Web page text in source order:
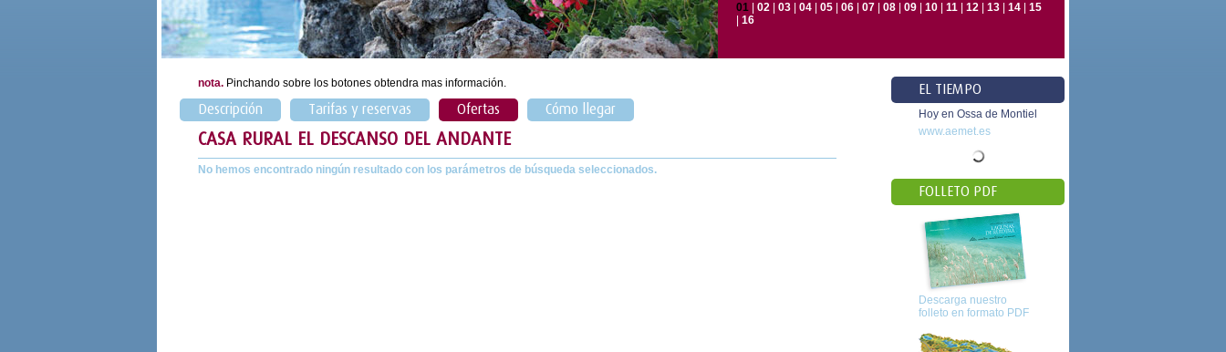
01 02 03 04 05 06 07 08 09 10 11 12 13 14
15
16
EL TIEMPO
Hoy en Ossa de Montiel
www.aemet.es
FOLLETO PDF
Descarga nuestro
folleto en formato PDF
nota. Pinchando sobre los botones obtendra mas información.
Descripción Tarifas y reservas Ofertas Cómo llegar
CASA RURAL EL DESCANSO DEL ANDANTE
No hemos encontrado ningún resultado con los parámetros de búsqueda seleccionados.